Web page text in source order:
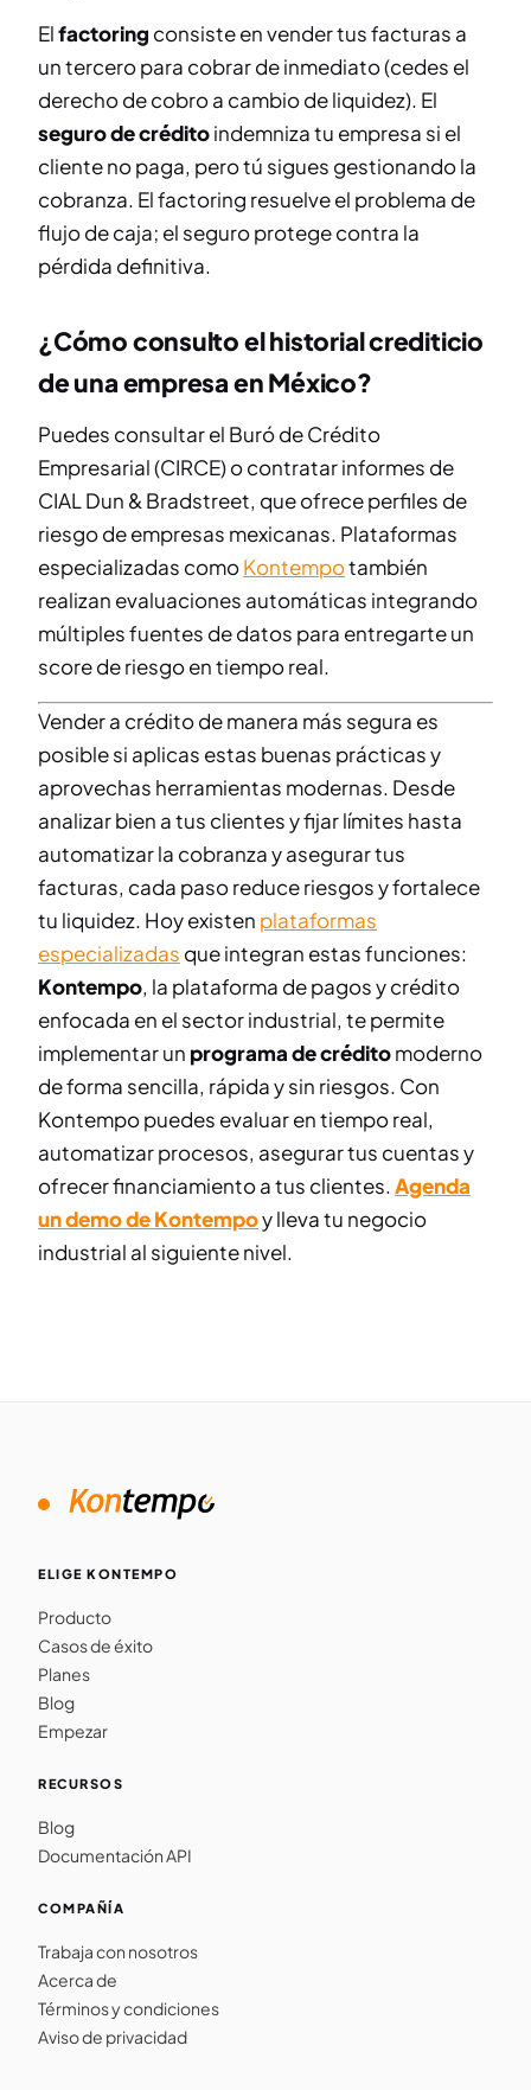
Elfactoring consiste en vender tus facturas a
un tercero para cobrar de inmediato (cedes el
derecho de cobro a cambio de liquidez). El
seguro de créditoindemniza tu empresa si el
cliente no paga, pero tú sigues gestionando la
cobranza. El factoring resuelve el problema de
flujo de caja; el seguro protege contra la
pérdida definitiva.
¿Cómo consulto el historial crediticio
de una empresa en México?
Puedes consultar el Buró de Crédito
Empresarial (CIRCE) o contratar informes de
CIAL Dun & Bradstreet, que ofrece perfiles de
riesgo de empresas mexicanas. Plataformas
especializadas comoKontempotambién
realizan evaluaciones automáticas integrando
múltiples fuentes de datos para entregarte un
score de riesgo en tiempo real.
Vender a crédito de manera más segura es
posible si aplicas estas buenas prácticas y
aprovechas herramientas modernas. Desde
analizar bien a tus clientes y fijar límites hasta
automatizar la cobranza y asegurar tus
facturas, cada paso reduce riesgos y fortalece
tu liquidez. Hoy existen plataformas
especializadas que integran estas funciones:
Kontempo, la plataforma de pagos y crédito
enfocada en el sector industrial, te permite
implementar un programa de créditomoderno
de forma sencilla, rápida y sin riesgos. Con
Kontempo puedes evaluar en tiempo real,
automatizar procesos, asegurar tus cuentas y
ofrecer financiamiento a tus clientes.Agenda
un demo de Kontempoy lleva tu negocio
industrial al siguiente nivel.
ELIGE KONTEMPO
Producto
Casos de éxito
Planes
Blog
Empezar
RECURSOS
Blog
Documentación API
COMPAÑÍA
Trabaja con nosotros
Acerca de
Términos y condiciones
Aviso de privacidad